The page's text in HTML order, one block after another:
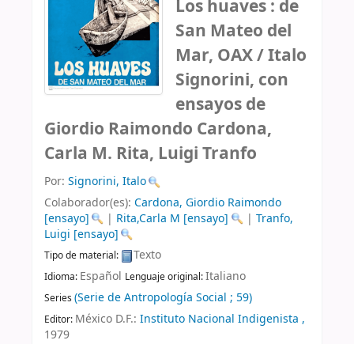
Los huaves : de
San Mateo del
Mar, OAX /Italo
Signorini, con
ensayos de
Giordio Raimondo Cardona,
Carla M. Rita, Luigi Tranfo
Por: Signorini, Italo
Colaborador(es): Cardona, Giordio Raimondo
[ensayo]
| Rita,Carla M [ensayo] | Tranfo,
Luigi [ensayo]
Tipo de material: Texto
Idioma: Español Lenguaje original:Italiano
Series (Serie de Antropología Social ; 59)
Editor: México D.F.: Instituto Nacional Indigenista ,
1979